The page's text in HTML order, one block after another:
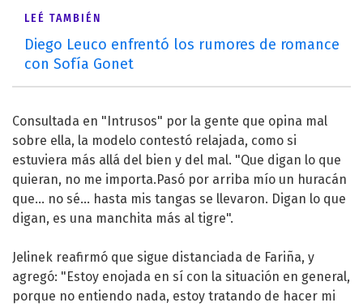
LEÉ TAMBIÉN
Diego Leuco enfrentó los rumores de romance
con Sofía Gonet
Consultada en "Intrusos" por la gente que opina mal
sobre ella, la modelo contestó relajada, como si
estuviera más allá del bien y del mal. "Que digan lo que
quieran, no me importa.Pasó por arriba mío un huracán
que... no sé... hasta mis tangas se llevaron. Digan lo que
digan, es una manchita más al tigre".
Jelinek reafirmó que sigue distanciada de Fariña, y
agregó: "Estoy enojada en sí con la situación en general,
porque no entiendo nada, estoy tratando de hacer mi